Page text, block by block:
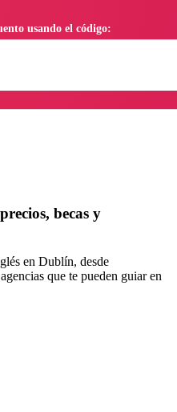
becas y
en Dublín, desde
que te pueden guiar en